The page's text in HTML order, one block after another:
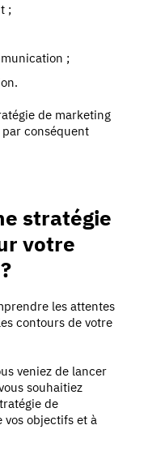
;
;
de marketing
conséquent
stratégie
votre
les attentes
contours de votre
veniez de lancer
souhaitiez
de
vos objectifs et à